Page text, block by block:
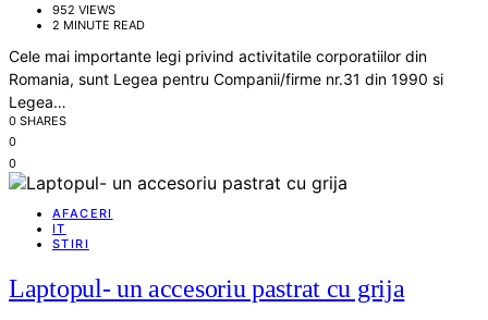
952 VIEWS
2 MINUTE READ
Cele mai importante legi privind activitatile corporatiilor din
Romania, sunt Legea pentru Companii/firme nr.31 din 1990 si
Legea…
0 SHARES
0
0
AFACERI
IT
STIRI
Laptopul- un accesoriu pastrat cu grija